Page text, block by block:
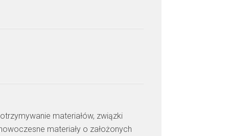
materiałów, związki
materiały o założonych